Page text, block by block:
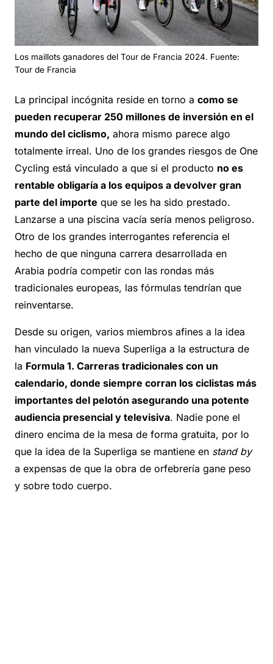
Los maillots ganadores del Tour de Francia 2024. Fuente:
Tour de Francia
La principal incógnita reside en torno a como se
pueden recuperar 250 millones de inversión en el
mundo del ciclismo, ahora mismo parece algo
totalmente irreal. Uno de los grandes riesgos de One
Cycling está vinculado a que si el producto no es
rentable obligaría a los equipos a devolver gran
parte del importe que se les ha sido prestado.
Lanzarse a una piscina vacía sería menos peligroso.
Otro de los grandes interrogantes referencia el
hecho de que ninguna carrera desarrollada en
Arabia podría competir con las rondas más
tradicionales europeas, las fórmulas tendrían que
reinventarse.
Desde su origen, varios miembros afines a la idea
han vinculado la nueva Superliga a la estructura de
la Formula 1. Carreras tradicionales con un
calendario, donde siempre corran los ciclistas más
importantes del pelotón asegurando una potente
audiencia presencial y televisiva. Nadie pone el
dinero encima de la mesa de forma gratuita, por lo
que la idea de la Superliga se mantiene en stand by
a expensas de que la obra de orfebrería gane peso
y sobre todo cuerpo.